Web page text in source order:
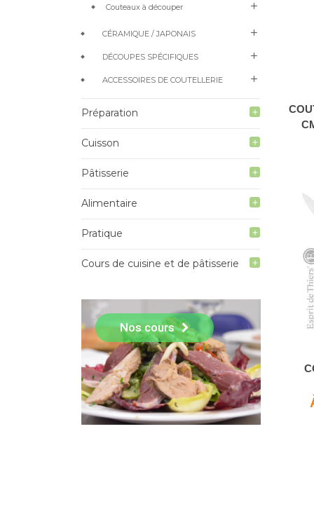
Couteaux à découper add
CÉRAMIQUE / JAPONAIS add
DÉCOUPES SPÉCIFIQUES add
ACCESSOIRES DE COUTELLERIE add
Préparation add
Cuisson add
Pâtisserie add
Alimentaire add
Pratique add
Cours de cuisine et de pâtisserie add
Nos cours